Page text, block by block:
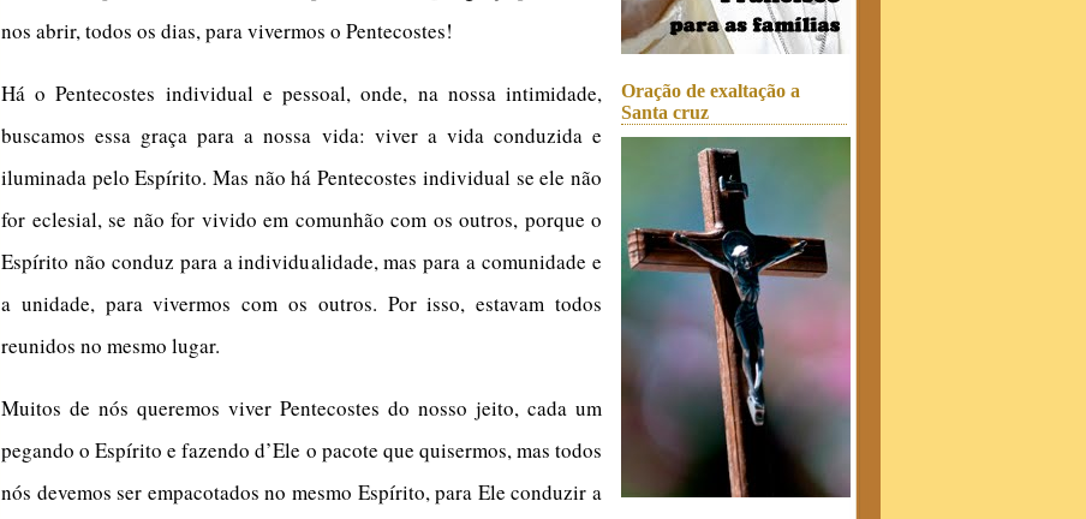
nos abrir, todos os dias, para vivermos o Pentecostes!
Há o Pentecostes individual e pessoal, onde, na nossa intimidade,
buscamos essa graça para a nossa vida: viver a vida conduzida e
iluminada pelo Espírito. Mas não há Pentecostes individual se ele não
for eclesial, se não for vivido em comunhão com os outros, porque o
Espírito não conduz para a individualidade, mas para a comunidade e
a unidade, para vivermos com os outros. Por isso, estavam todos
reunidos no mesmo lugar.
Muitos de nós queremos viver Pentecostes do nosso jeito, cada um
pegando o Espírito e fazendo d’Ele o pacote que quisermos, mas todos
nós devemos ser empacotados no mesmo Espírito, para Ele conduzir a
Oração de exaltação a
Santa cruz